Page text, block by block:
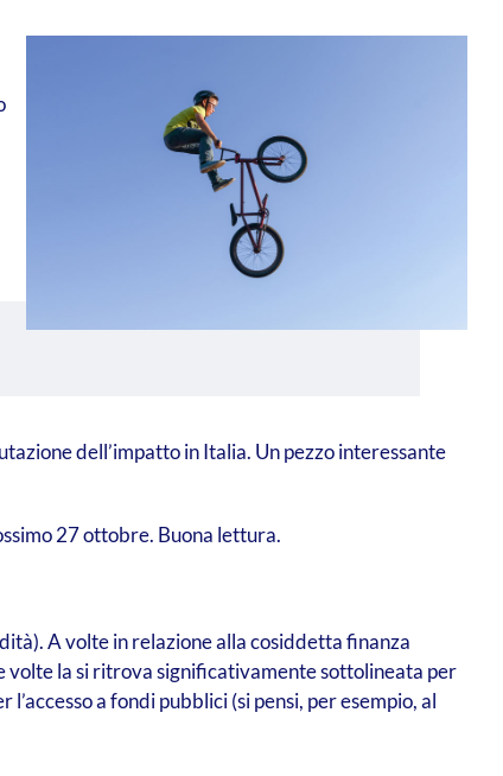
dell’impatto in Italia. Un pezzo interessante
27 ottobre. Buona lettura.
A volte in relazione alla cosiddetta finanza
volte la si ritrova significativamente sottolineata per
a fondi pubblici (si pensi, per esempio, al